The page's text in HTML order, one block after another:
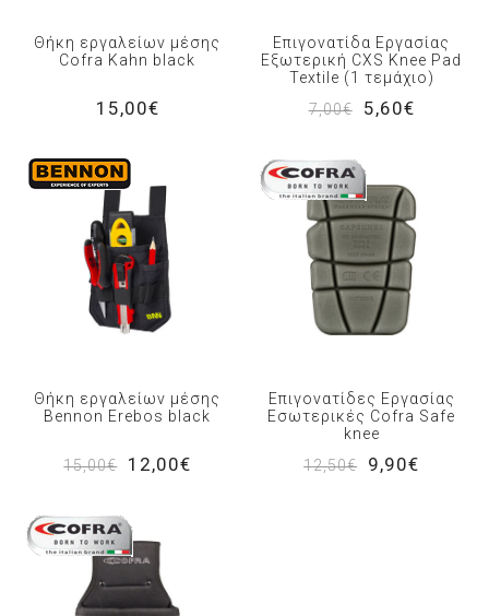
Θήκη εργαλείων μέσης
Cofra Kahn black
15,00€
Επιγονατίδα Εργασίας
Εξωτερική CXS Knee Pad
Textile (1 τεμάχιο)
7,00€
5,60€
Θήκη εργαλείων μέσης
Bennon Erebos black
15,00€ 12,00€
Επιγονατίδες Εργασίας
Εσωτερικές Cofra Safe
knee
12,50€
9,90€